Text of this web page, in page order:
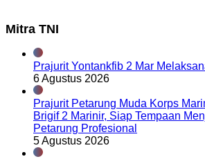
Mitra TNI
Prajurit Yontankfib 2 Mar
6 Agustus 2026
Prajurit Petarung Muda Korps
Brigif 2 Marinir, Siap Tempaan
Petarung Profesional
5 Agustus 2026